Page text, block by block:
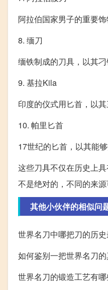
阿拉伯国家男子的重要
8. 缅刀
缅铁制成的刀具，以其
9. 基拉Kila
印度的仪式用匕首，以其
10. 帕里匕首
17世纪的匕首，以其能
这些刀具不仅在历史上
不是绝对的，不同的来源
其他小伙伴的相似问
世界名刀中哪把刀的历史
如何鉴别一把世界名刀的
世界名刀的锻造工艺有哪